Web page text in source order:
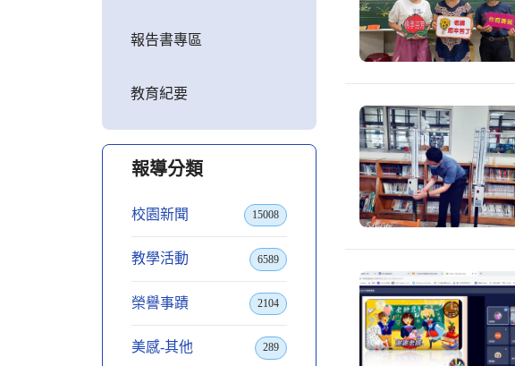
報告書專區
教育紀要
報導分類
校園新聞 15008
教學活動 6589
榮譽事蹟 2104
美感-其他 289